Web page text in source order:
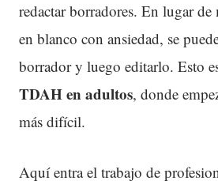
redactar borradores. En lugar
en blanco con ansiedad, se
borrador y luego editarlo. Esto
TDAHen adultos, donde
más difícil.
Aquí entra el trabajo de